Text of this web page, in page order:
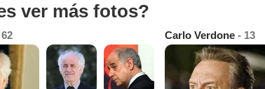
ver más fotos?
Carlo Verdone - 13